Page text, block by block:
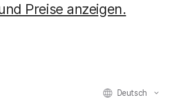
Preise anzeigen.
Deutsch